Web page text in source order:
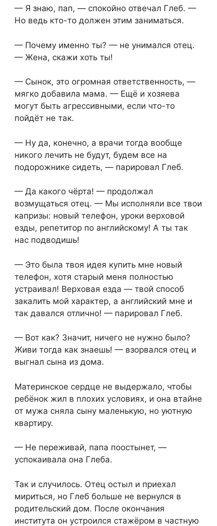
— Я знаю, пап, — спокойно отвечал Глеб. —
Но ведь кто-то должен этим заниматься.
— Почему именно ты? — не унимался отец.
— Жена, скажи хоть ты!
— Сынок, это огромная ответственность, —
мягко добавила мама. — Ещё и хозяева
могут быть агрессивными, если что-то
пойдёт не так.
— Ну да, конечно, а врачи тогда вообще
никого лечить не будут, будем все на
подорожнике сидеть, — парировал Глеб.
— Да какого чёрта! — продолжал
возмущаться отец. — Мы исполняли все твои
капризы: новый телефон, уроки верховой
езды, репетитор по английскому! А ты так
нас подводишь!
— Это была твоя идея купить мне новый
телефон, хотя старый меня полностью
устраивал! Верховая езда — твой способ
закалить мой характер, а английский мне и
так давался отлично! — парировал Глеб.
— Вот как? Значит, ничего не нужно было?
Живи тогда как знаешь! — взорвался отец и
выгнал сына из дома.
Материнское сердце не выдержало, чтобы
ребёнок жил в плохих условиях, и она втайне
от мужа сняла сыну маленькую, но уютную
квартиру.
— Не переживай, папа поостынет, —
успокаивала она Глеба.
Так и случилось. Отец остыл и приехал
мириться, но Глеб больше не вернулся в
родительский дом. После окончания
института он устроился стажёром в частную